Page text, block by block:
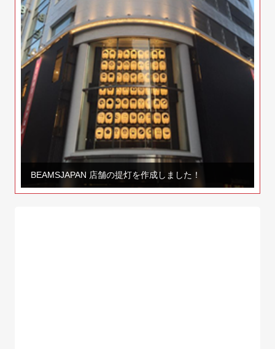
BEAMSJAPAN 店舗の提灯を作成しました！